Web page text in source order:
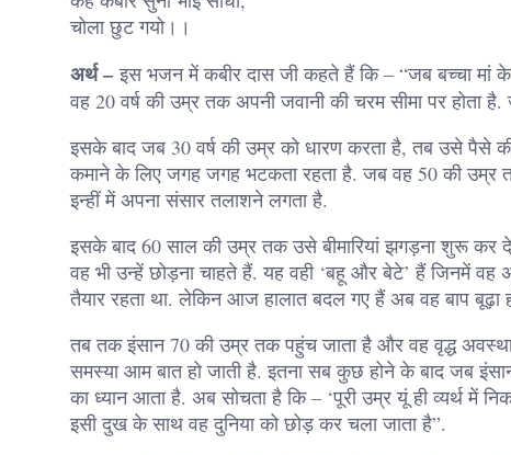
चोला छुट गयो।।
अर्थ – इस भजन में कबीर दास जी कहते हैं कि – “जब बच्चा मां
वह 20 वर्ष की उम्र तक अपनी जवानी की चरम सीमा पर होता
इसके बाद जब 30 वर्ष की उम्र को धारण करता है, तब उसे
कमाने के लिए जगह जगह भटकता रहता है. जब वह 50 की
इन्हीं में अपना संसार तलाशने लगता है.
इसके बाद 60 साल की उम्र तक उसे बीमारियां झगड़ना शुरू कर
वह भी उन्हें छोड़ना चाहते हैं. यह वही ‘बहू और बेटे’ हैं जिनमें
तैयार रहता था. लेकिन आज हालात बदल गए हैं अब वह बाप बूढ़ा
तब तक इंसान 70 की उम्र तक पहुंच जाता है और वह वृद्ध अवस्था
समस्या आम बात हो जाती है. इतना सब कुछ होने के बाद जब
का ध्यान आता है. अब सोचता है कि – ‘पूरी उम्र यूं ही व्यर्थ में
इसी दुख के साथ वह दुनिया को छोड़ कर चला जाता है”.